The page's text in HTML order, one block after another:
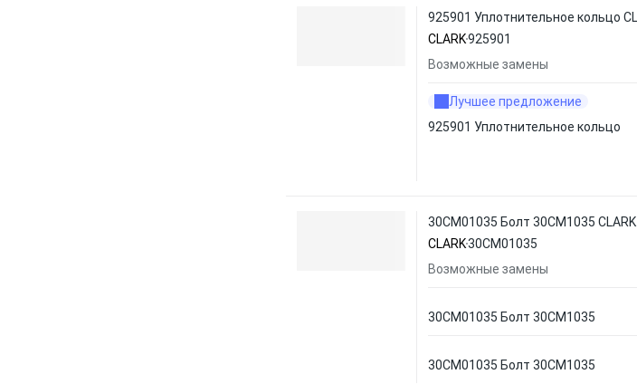
925901 Уплотнительное кольцо
CLARK925901
Возможные замены
Лучшее предложение
925901 Уплотнительное кольцо
30CM01035 Болт 30CM1035 CLARK
CLARK30CM01035
Возможные замены
30CM01035 Болт 30CM1035
30CM01035 Болт 30CM1035